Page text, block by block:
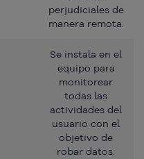
perjudiciales de
manera remota.
Se instala en el
equipo para
monitorear
todas las
actividades del
usuario con el
objetivo de
robar datos.